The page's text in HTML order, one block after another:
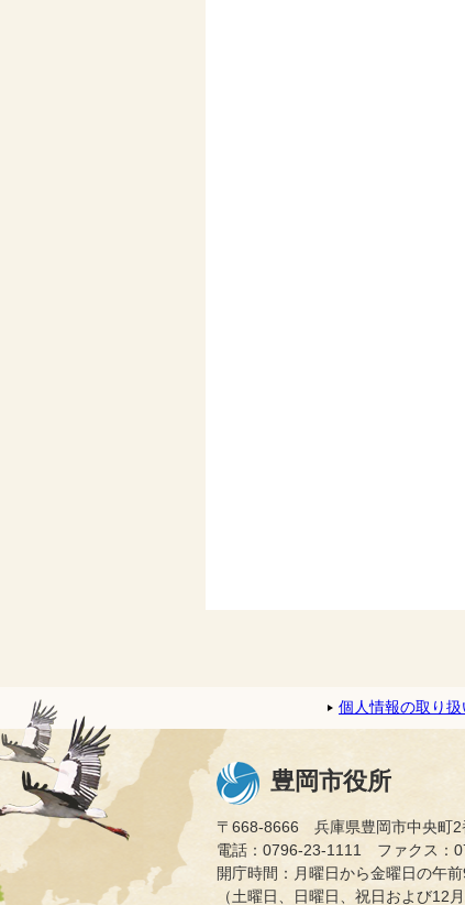
個人情報の取り扱
豊岡市役所
〒668-8666 兵庫県豊岡市中央町2
電話：0796-23-1111 ファクス：
開庁時間：月曜日から金曜日の午
（土曜日、日曜日、祝日および12